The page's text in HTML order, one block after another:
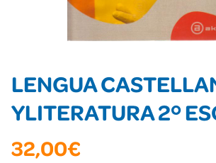
LENGUA
YLITERATURA 2º
32,00€